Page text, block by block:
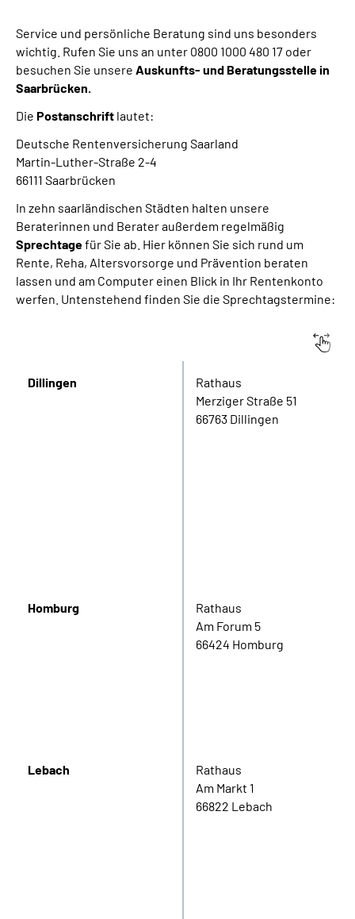
Service und persönliche Beratung sind uns besonders
wichtig. Rufen Sie uns an unter 0800 1000 480 17 oder
besuchen Sie unsere Auskunfts- und Beratungsstelle in
Saarbrücken.
Die Postanschrift lautet:
Deutsche Rentenversicherung Saarland
Martin-Luther-Straße 2-4
66111 Saarbrücken
In zehn saarländischen Städten halten unsere
Beraterinnen und Berater außerdem regelmäßig
Sprechtagefür Sie ab. Hier können Sie sich rund um
Rente, Reha, Altersvorsorge und Prävention beraten
lassen und am Computer einen Blick in Ihr Rentenkonto
werfen. Untenstehend finden Sie die Sprechtagstermine:
Dillingen
Rathaus
Merziger Straße 51
66763 Dillingen
Homburg
Rathaus
Am Forum 5
66424 Homburg
Lebach
Rathaus
Am Markt 1
66822 Lebach